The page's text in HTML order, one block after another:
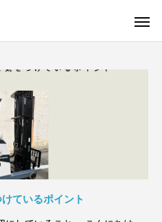
ているポイント